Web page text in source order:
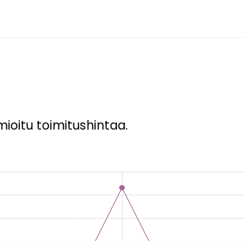
toimitushintaa.